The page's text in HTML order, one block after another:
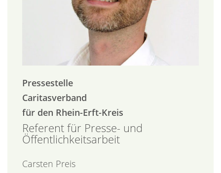
Pressestelle
Caritasverband
für den Rhein-Erft-Kreis
Referent für Presse- und
Öffentlichkeitsarbeit
Carsten Preis